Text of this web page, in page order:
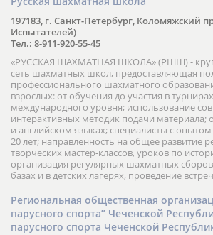
197183, г. Санкт-Петербург, Коломяжский
Испытателей)
Тел.: 8-911-920-55-45
«РУССКАЯ ШАХМАТНАЯ ШКОЛА» (РШШ) -
сеть шахматных школ, предоставляющая
профессионального шахматного
взрослых: от обучения до участия в
международного уровня; использование
интерактивных методик подачи материала;
и английском языках; специалисты с
20 лет; направленность на общее развитие
творческих мастер-классов, уроков по
организация регулярных шахматных
базах и в детских лагерях, проведение
шахматистами; корпоративное обучение;
форме вебинаров и индивидуальных
российских и международных тренеров,
онлайн трансляция мероприятий и
Региональная общественная
парусного спорта” Чеченской
парусного спорта Чеченской